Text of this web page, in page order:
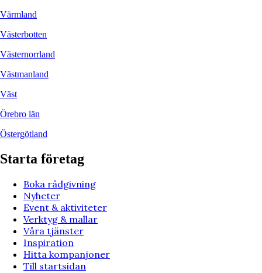
Värmland
Västerbotten
Västernorrland
Västmanland
Väst
Örebro län
Östergötland
Starta företag
Boka rådgivning
Nyheter
Event & aktiviteter
Verktyg & mallar
Våra tjänster
Inspiration
Hitta kompanjoner
Till startsidan